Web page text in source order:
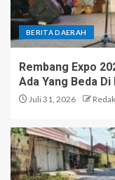
BERITA DAERAH
Rembang Expo
Ada Yang Beda Di
Juli 31, 2026